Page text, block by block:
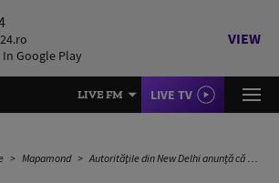
In Google Play
VIEW
LIVE FM LIVE TV
Mapamond Autorităţile din New Delhi anunță că vor declanşa o ploaie artificială pentru a lupta împotriva smogului periculos